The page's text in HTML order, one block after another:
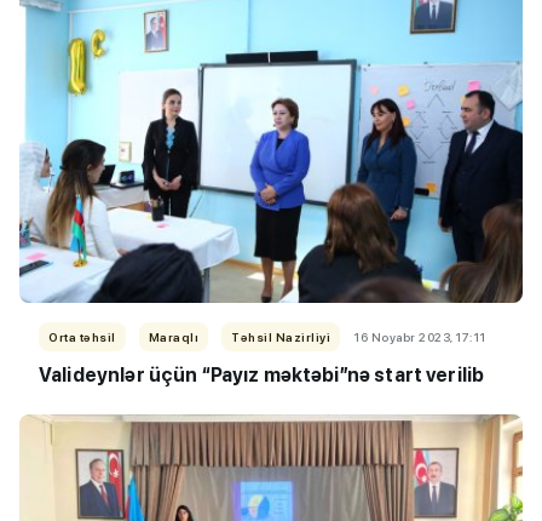
Orta təhsil Maraqlı Təhsil Nazirliyi 16 Noyabr 2023, 17:11
Valideynlər üçün “Payız məktəbi”nə start verilib